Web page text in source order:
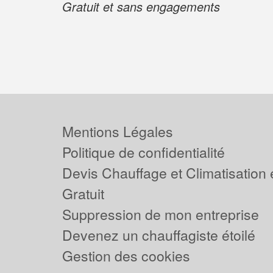
Gratuit et sans engagements
Mentions Légales
Politique de confidentialité
Devis Chauffage et Climatisation
Gratuit
Suppression de mon entreprise
Devenez un chauffagiste étoilé
Gestion des cookies